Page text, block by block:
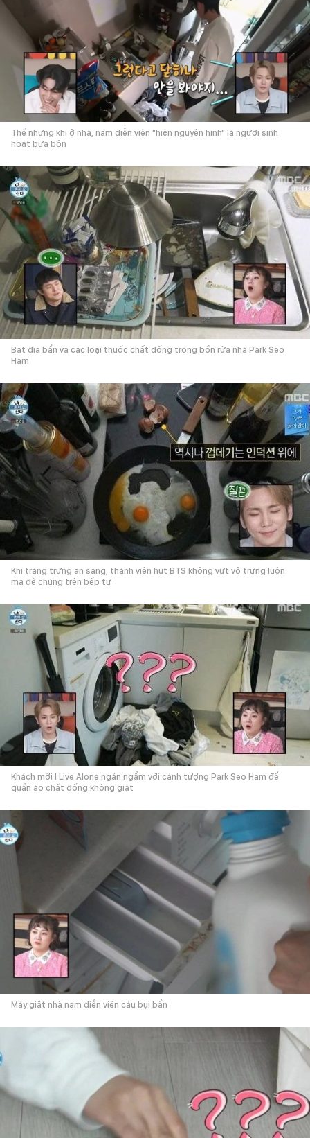
Thế nhưng khi ở nhà, nam diễn viên "hiện nguyên hình" là người sinh
hoạt bừa bộn
Bát đĩa bẩn và các loại thuốc chất đống trong bồn rửa nhà Park Seo
Ham
Khi tráng trứng ăn sáng, thành viên hụt BTS không vứt vỏ trứng luôn
mà để chúng trên bếp từ
Khách mời I Live Alone ngán ngẩm với cảnh tượng Park Seo Ham để
quần áo chất đống không giặt
Máy giặt nhà nam diễn viên cáu bụi bẩn